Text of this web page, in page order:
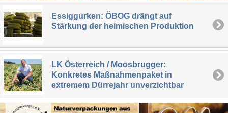
Essiggurken: ÖBOG drängt auf
Stärkung der heimischen Produktion
LK Österreich / Moosbrugger:
Konkretes Maßnahmenpaket in
extremem Dürrejahr unverzichtbar